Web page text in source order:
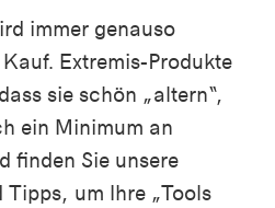
immer genauso
Extremis-Produkte
sie schön „altern“,
ein Minimum an
finden Sie unsere
Tipps, um Ihre „Tools